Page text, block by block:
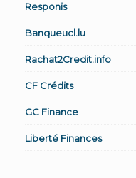
Responis
Banqueucl.lu
Rachat2Credit.info
CF Crédits
GC Finance
Liberté Finances